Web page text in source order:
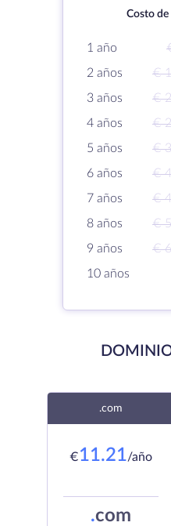
Costo
1 año
2 años
€
3 años
€
4 años
€
5 años
€
6 años
€
7 años
€
8 años
€
9 años
€
10 años
.com
€11.21/año
.com